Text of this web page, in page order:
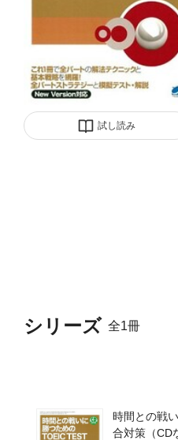
試し読み
シリーズ 全1冊
時間との戦
合対策（CD